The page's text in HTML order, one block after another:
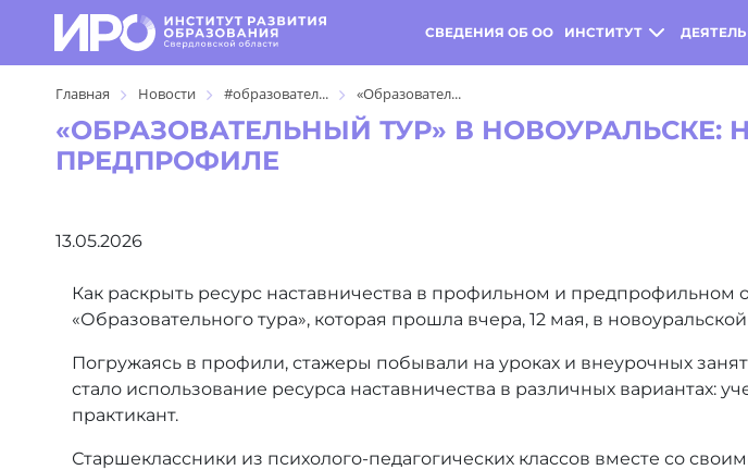
СВЕДЕНИЯ ОБ ОО ИНСТИТУТ
Главная Новости #образовател... «Образовател...
«ОБРАЗОВАТЕЛЬНЫЙ ТУР» В НОВОУРАЛЬСКЕ:
ПРЕДПРОФИЛЕ
13.05.2026
Как раскрыть ресурс наставничества в профильном и предпрофильном
«Образовательного тура», которая прошла вчера, 12 мая, в
Погружаясь в профили, стажеры побывали на уроках и внеурочных
стало использование ресурса наставничества в различных вариантах:
практикант.
Старшеклассники из психолого-педагогических классов вместе со